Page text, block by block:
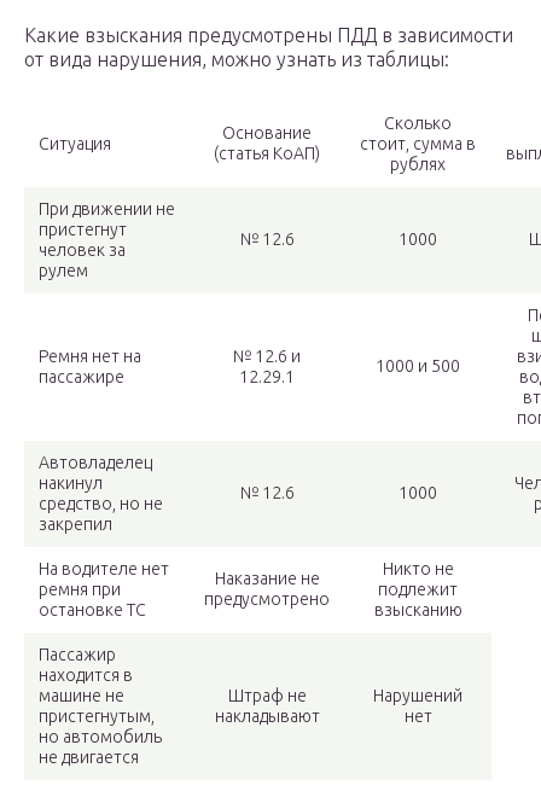
Какие взыскания предусмотрены ПДД в зависимости
от вида нарушения, можно узнать из таблицы:
Ситуация
Основание
(статья КоАП)
Сколько
стоит, сумма в
рублях
При движении не
пристегнут
человек за
рулем
№ 12.6 1000
Ремня нет на
пассажире
№ 12.6 и
12.29.1
1000 и 500
Автовладелец
накинул
средство, но не
закрепил
№ 12.6 1000
На водителе нет
ремня при
остановке ТС
Наказание не
предусмотрено
Никто не
подлежит
взысканию
Пассажир
находится в
машине не
пристегнутым,
но автомобиль
не двигается
Штраф не
накладывают
Нарушений
нет